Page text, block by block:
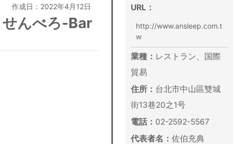
作成日：2022年4月12日
せんべろ-Bar
URL：
http://www.ansleep.com.t
w
業種： レストラン、国際
貿易
住所： 台北市中山區雙城
街13巷20之1号
電話： 02-2592-5567
代表者名： 佐伯充典